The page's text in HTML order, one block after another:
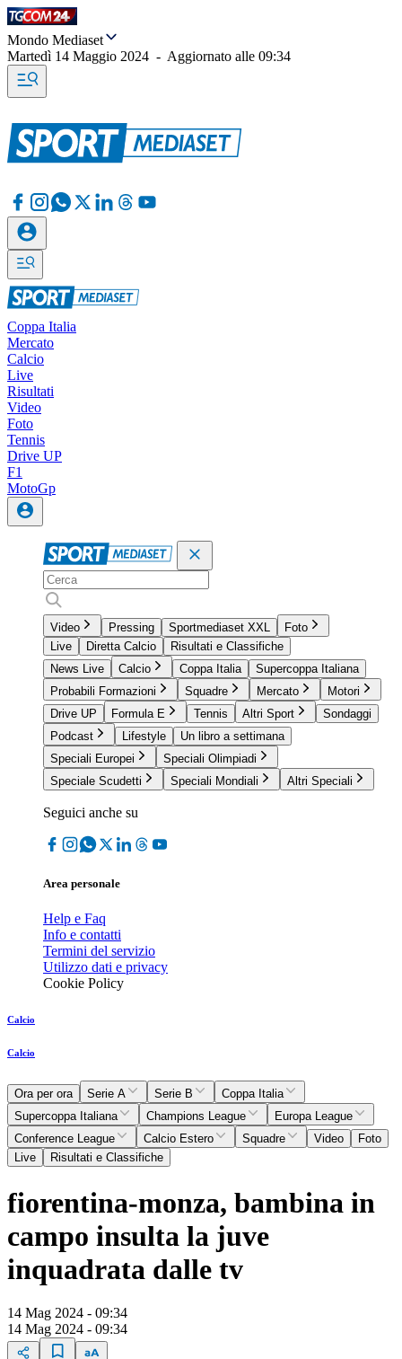
Mondo Mediaset
Martedì 14 Maggio 2024 - Aggiornato alle 09:34
Coppa Italia
Mercato
Calcio
Live
Risultati
Video
Foto
Tennis
Drive UP
F1
MotoGp
Video Pressing Sportmediaset XXL
Foto
Live
Diretta Calcio
Risultati e Classifiche
News Live
Calcio Coppa Italia
Supercoppa Italiana
Probabili Formazioni
Squadre Mercato
Motori
Drive UP
Formula E Tennis Altri Sport
Sondaggi
Podcast
Lifestyle
Un libro a settimana
Speciali Europei
Speciali Olimpiadi
Speciale Scudetti
Speciali Mondiali Altri Speciali
Seguici anche su
Area personale
Help e Faq
Info e contatti
Termini del servizio
Utilizzo dati e privacy
Cookie Policy
Calcio
Calcio
Ora per ora Serie A Serie B
Coppa Italia
Supercoppa Italiana
Champions League
Europa League
Conference League
Calcio Estero Squadre Video
Foto
Live
Risultati e Classifiche
fiorentina-monza, bambina in
campo insulta la juve
inquadrata dalle tv
14 Mag 2024 - 09:34
14 Mag 2024 - 09:34